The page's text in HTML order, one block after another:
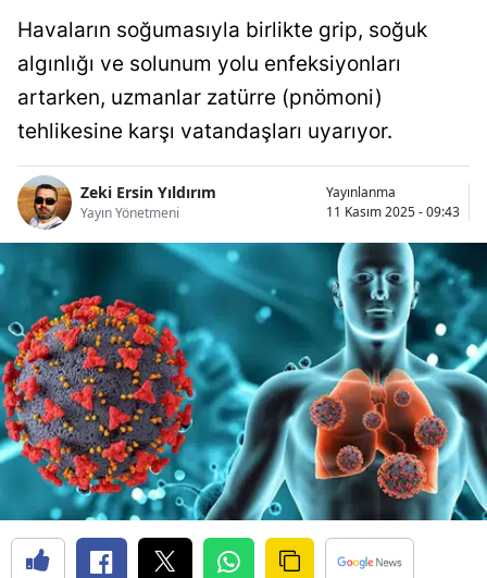
Balıkesir
Bilecik
Bingöl
Bitlis
Burdur
Bursa
Çanakkale
Çankırı
Çorum
Denizli
Diyarbakır
Havaların soğumasıyla birlikte grip, soğuk
algınlığı ve solunum yolu enfeksiyonları
artarken, uzmanlar zatürre (pnömoni)
tehlikesine karşı vatandaşları uyarıyor.
Zeki Ersin Yıldırım
Yayın Yönetmeni
Yayınlanma
11 Kasım 2025 - 09:43